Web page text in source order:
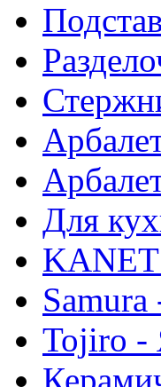
Для
Tojiro -